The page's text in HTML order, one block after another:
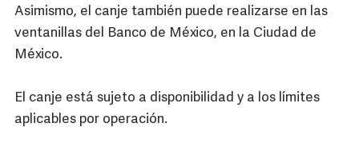
Asimismo, el canje también puede realizarse en las
ventanillas del Banco de México, en la Ciudad de
México.
El canje está sujeto a disponibilidad y a los límites
aplicables por operación.